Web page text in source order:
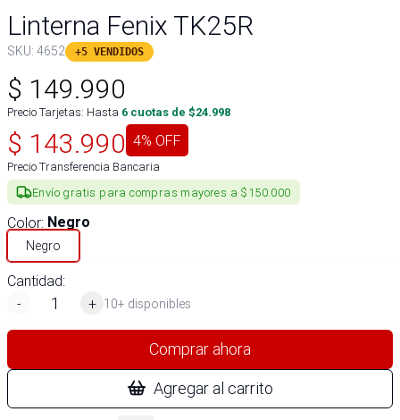
Linterna Fenix TK25R
SKU: 4652 +5 VENDIDOS
$ 149.990
Precio Tarjetas: Hasta 6 cuotas de $24.998
$ 143.990 4% OFF
Precio Transferencia Bancaria
Envío gratis para compras mayores a $150.000
Color: Negro
Negro
Cantidad:
-
+ 10+ disponibles
Comprar ahora
Agregar al carrito